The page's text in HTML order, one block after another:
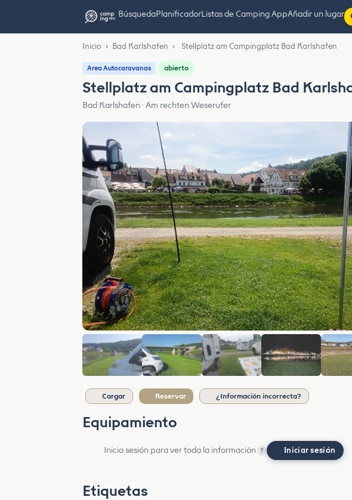
BúsquedaPlanificadorListas de Camping AppAñadir un lugar
Inicio › Bad Karlshafen › Stellplatz am Campingplatz Bad Karlshafen
Area Autocaravanas abierto
Stellplatz am Campingplatz Bad
Bad Karlshafen · Am rechten Weserufer
Cargar Reservar ¿Información incorrecta?
Equipamiento
Inicia sesión para ver toda la información ? Iniciar sesión
Etiquetas